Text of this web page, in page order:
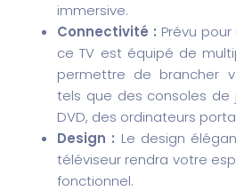
immersive.
Connectivité : Prévu
ce TV est équipé de
permettre de brancher
tels que des consoles de
DVD, des ordinateurs
Design : Le design
téléviseur rendra votre
fonctionnel.